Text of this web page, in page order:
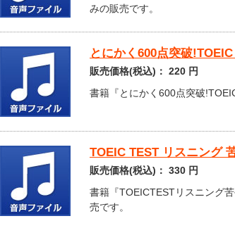
みの販売です。
とにかく600点突破
販売価格(税込)： 220 円
書籍『とにかく600点突破
TOEIC TEST リスニング
販売価格(税込)： 330 円
書籍『TOEICTESTリスニング
売です。